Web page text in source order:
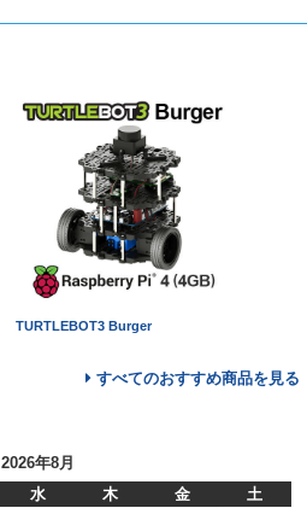
TURTLEBOT3 Burger
すべてのおすすめ商品を見る
2026年8月
水 木 金
土